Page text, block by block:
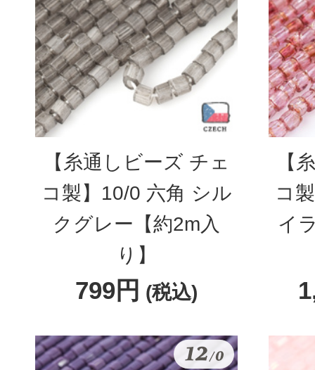
【糸通しビーズ チェ
コ製】10/0 六角 シル
クグレー【約2m入
り】
799円 (税込)
【
コ
イ